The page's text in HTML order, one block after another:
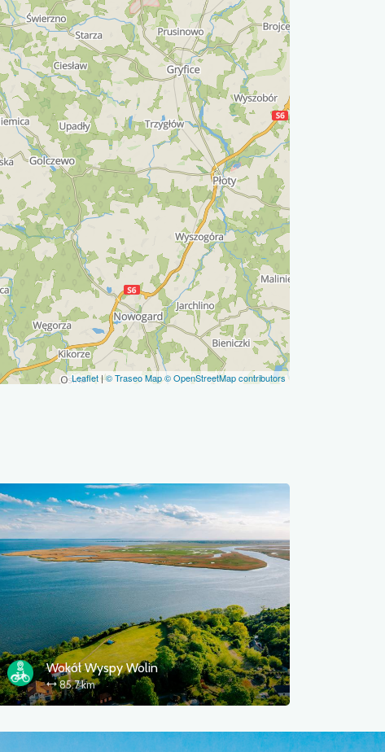
Leaflet|© Traseo Map© OpenStreetMap contributors
Wokół Wyspy Wolin
85.7 km